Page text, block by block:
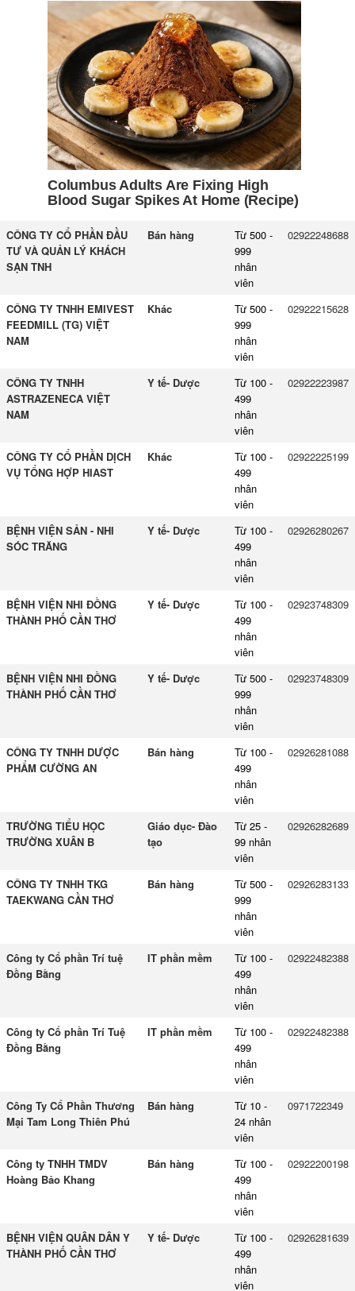
CÔNG TY CỔ PHẦN ĐẦU
TƯ VÀ QUẢN LÝ KHÁCH
SẠN TNH
Bán hàng
Từ 500 -
999
nhân
viên
02922248688
CÔNG TY TNHH EMIVEST
FEEDMILL (TG) VIỆT
NAM
Khác
Từ 500 -
999
nhân
viên
02922215628
CÔNG TY TNHH
ASTRAZENECA VIỆT
NAM
Y tế- Dược
Từ 100 -
499
nhân
viên
02922223987
CÔNG TY CỔ PHẦN DỊCH
VỤ TỔNG HỢP HIAST
Khác
Từ 100 -
499
nhân
viên
02922225199
BỆNH VIỆN SẢN - NHI
SÓC TRĂNG
Y tế- Dược
Từ 100 -
499
nhân
viên
02926280267
BỆNH VIỆN NHI ĐỒNG
THÀNH PHỐ CẦN THƠ
Y tế- Dược
Từ 100 -
499
nhân
viên
02923748309
BỆNH VIỆN NHI ĐỒNG
THÀNH PHỐ CẦN THƠ
Y tế- Dược
Từ 500 -
999
nhân
viên
02923748309
CÔNG TY TNHH DƯỢC
PHẨM CƯỜNG AN
Bán hàng
Từ 100 -
499
nhân
viên
02926281088
TRƯỜNG TIỂU HỌC
TRƯỜNG XUÂN B
Giáo dục- Đào
tạo
Từ 25 -
99 nhân
viên
02926282689
CÔNG TY TNHH TKG
TAEKWANG CẦN THƠ
Bán hàng
Từ 500 -
999
nhân
viên
02926283133
Công ty Cổ phần Trí tuệ
Đồng Bằng
IT phần mềm
Từ 100 -
499
nhân
viên
02922482388
Công ty Cổ phần Trí Tuệ
Đồng Bằng
IT phần mềm
Từ 100 -
499
nhân
viên
02922482388
Công Ty Cổ Phần Thương
Mại Tam Long Thiên Phú
Bán hàng
Từ 10 -
24 nhân
viên
0971722349
Công ty TNHH TMDV
Hoàng Bảo Khang
Bán hàng
Từ 100 -
499
nhân
viên
02922200198
BỆNH VIỆN QUÂN DÂN Y
THÀNH PHỐ CẦN THƠ
Y tế- Dược
Từ 100 -
499
nhân
viên
02926281639